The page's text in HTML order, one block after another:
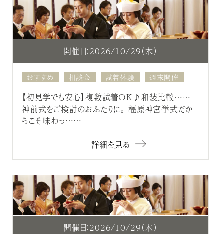
開催日：2026/10/29（木）
おすすめ 相談会 試着体験 週末開催
【初見学でも安心】複数試着OK♪和装比較……
神前式をご検討のおふたりに。 橿原神宮挙式だか
らこそ味わっ……
詳細を見る
開催日：2026/10/29（木）